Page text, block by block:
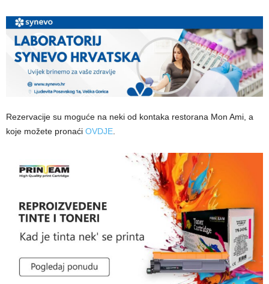
Rezervacije su moguće na neki od kontaka restorana Mon Ami, a
koje možete pronaći OVDJE